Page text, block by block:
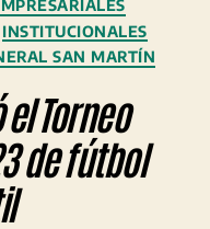
INSTITUCIONALES
SAN MARTÍN
Torneo
de fútbol